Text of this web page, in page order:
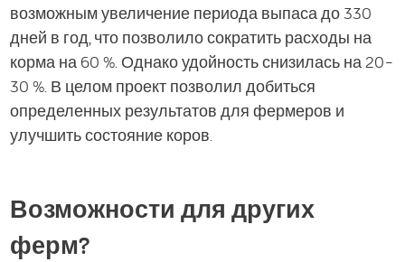
возможным увеличение периода выпаса до 330
дней в год, что позволило сократить расходы на
корма на 60 %. Однако удойность снизилась на 20–
30 %. В целом проект позволил добиться
определенных результатов для фермеров и
улучшить состояние коров.
Возможности для других
ферм?